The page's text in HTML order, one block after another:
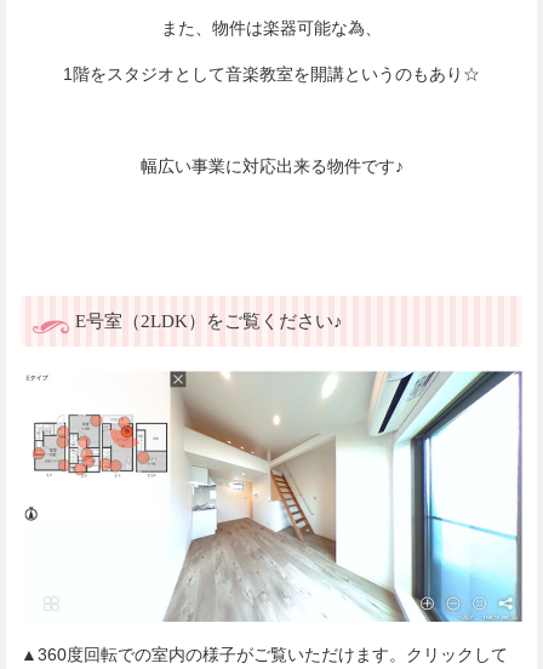
また、物件は楽器可能な為、
1階をスタジオとして音楽教室を開講というのもあり☆
幅広い事業に対応出来る物件です♪
E号室（2LDK）をご覧ください♪
▲360度回転での室内の様子がご覧いただけます。クリックして